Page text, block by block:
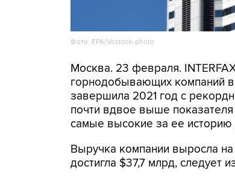
Фото: EPA/Vostock-photo
Москва. 23 февраля.
горнодобывающих компаний
завершила 2021 год с
почти вдвое выше
самые высокие за ее историю
Выручка компании выросла на
достигла $37,7 млрд, следует